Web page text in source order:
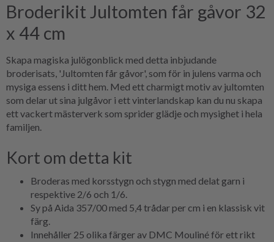
Broderikit Jultomten får gåvor 32
x 44 cm
Skapa magiska julögonblick med detta inbjudande
broderisats, 'Jultomten får gåvor', som för in julens varma och
mysiga essens i ditt hem. Med ett charmigt motiv av jultomten
som delar ut sina julgåvor i ett vinterlandskap kan du nu skapa
ett vackert mästerverk som sprider glädje och mysighet i hela
familjen.
Kort om detta kit
Broderas med korsstygn och stygn med delat garn i
respektive 2/6 och 1/6.
Sy på Aida 357/00 med 5,4 trådar per cm i en klassisk vit
färg.
Innehåller 25 olika färger av DMC Mouliné för ett rikt